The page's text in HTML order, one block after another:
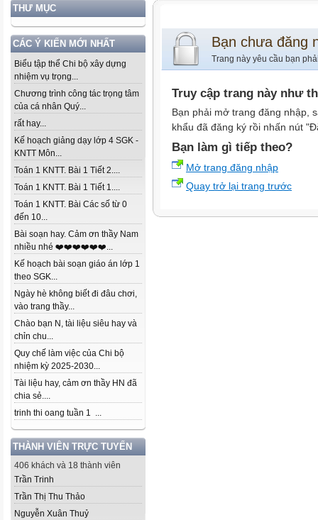
THƯ MỤC
CÁC Ý KIẾN MỚI NHẤT
Biểu tập thể Chi bộ xây dựng
nhiệm vụ trọng...
Chương trình công tác trọng tâm
của cá nhân Quý...
rất hay...
Kế hoạch giảng dạy lớp 4 SGK -
KNTT Môn...
Toán 1 KNTT. Bài 1 Tiết 2....
Toán 1 KNTT. Bài 1 Tiết 1....
Toán 1 KNTT. Bài Các số từ 0
đến 10...
Bài soạn hay. Cảm ơn thầy Nam
nhiều nhé ❤️❤️❤️❤️❤️❤️...
Kế hoạch bài soạn giáo án lớp 1
theo SGK...
Ngày hè không biết đi đâu chơi,
vào trang thầy...
Chào bạn N, tài liệu siêu hay và
chỉn chu...
Quy chế làm việc của Chi bộ
nhiệm kỳ 2025-2030...
Tài liệu hay, cảm ơn thầy HN đã
chia sẻ....
trinh thi oang tuần 1 ...
THÀNH VIÊN TRỰC TUYẾN
406 khách và 18 thành viên
Trần Trinh
Trần Thị Thu Thảo
Nguyễn Xuân Thuỷ
Bạn chưa đăng
Trang này yêu cầu bạn
Truy cập trang này như
Bạn phải mở trang đăng nhập,
khẩu đã đăng ký rồi nhấn nút
Bạn làm gì tiếp theo?
Mở trang đăng nhập
Quay trở lại trang trước